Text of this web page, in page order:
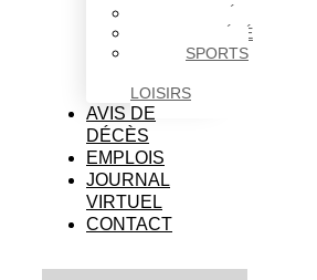
SOCIÉTÉ
SPORTS
LOISIRS
AVIS DE
DÉCÈS
EMPLOIS
JOURNAL
VIRTUEL
CONTACT